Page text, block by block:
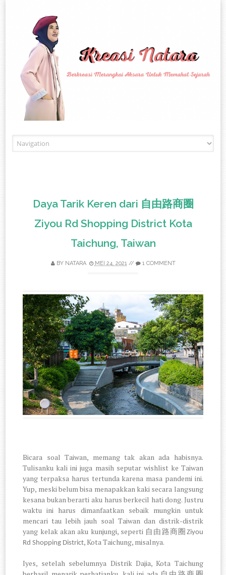
Daya Tarik Keren dari 自由路商圈
Ziyou Rd Shopping District Kota
Taichung, Taiwan
BY NATARA MEI 24, 2021// 1 COMMENT
Bicara soal Taiwan, memang tak akan ada habisnya.
Tulisanku kali ini juga masih seputar wishlist ke Taiwan
yang terpaksa harus tertunda karena masa pandemi ini.
Yup, meski belum bisa menapakkan kaki secara langsung
kesana bukan berarti aku harus berkecil hati dong. Justru
waktu ini harus dimanfaatkan sebaik mungkin untuk
mencari tau lebih jauh soal Taiwan dan distrik-distrik
yang kelak akan aku kunjungi, seperti 自由路商圈 Ziyou
Rd Shopping District, Kota Taichung, misalnya.
Iyes, setelah sebelumnya Distrik Dajia, Kota Taichung